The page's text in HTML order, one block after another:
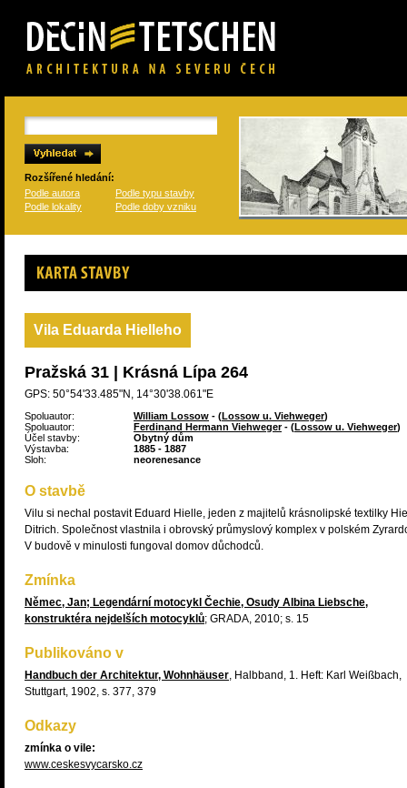
Rozšířené hledání:
Podle autora
Podle typu stavby
Podle lokality
Podle doby vzniku
Karta stavby
Vila Eduarda Hielleho
Pražská 31 | Krásná Lípa 264
GPS: 50°54'33.485"N, 14°30'38.061"E
Spoluautor: William Lossow - (Lossow u. Viehweger)
Spoluautor:
Ferdinand Hermann Viehweger- (Lossow u. Viehweger)
Účel stavby:
Obytný dům
Výstavba:
1885 - 1887
Sloh:
neorenesance
O stavbě
Vilu si nechal postavit Eduard Hielle, jeden z majitelů krásnolipské textilky
Ditrich. Společnost vlastnila i obrovský průmyslový komplex v polském
V budově v minulosti fungoval domov důchodců.
Zmínka
Němec, Jan; Legendární motocykl Čechie, Osudy Albina Liebsche,
konstruktéra nejdelších motocyklů; GRADA, 2010; s. 15
Publikováno v
Handbuch der Architektur, Wohnhäuser, Halbband, 1. Heft: Karl Weißbach,
Stuttgart, 1902, s. 377, 379
Odkazy
zmínka o vile:
www.ceskesvycarsko.cz